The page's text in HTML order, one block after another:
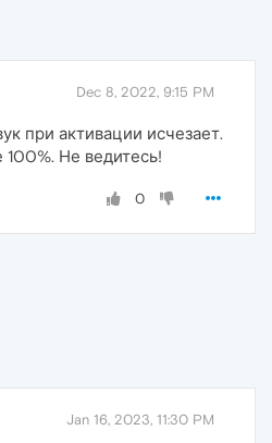
Dec 8, 2022, 9:15 PM
при активации исчезает.
100%. Не ведитесь!
0
Jan 16, 2023, 11:30 PM